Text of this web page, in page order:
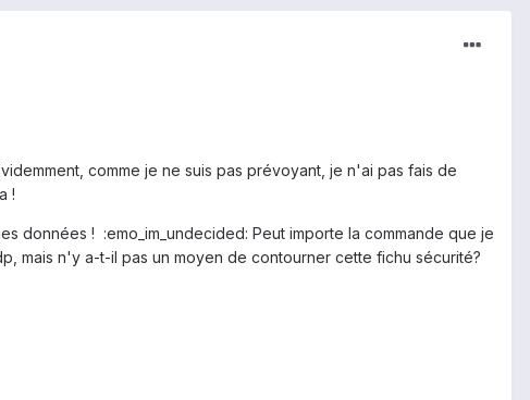
comme je ne suis pas prévoyant, je n'ai pas fais de
!
données ! :emo_im_undecided: Peut importe la commande que je
mais n'y a-t-il pas un moyen de contourner cette fichu sécurité?